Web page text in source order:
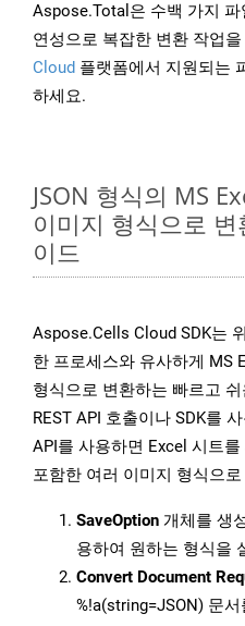
Aspose.Total은 수백 가지
연성으로 복잡한 변환 작업
Cloud 플랫폼에서 지원되는
하세요.
JSON 형식의 MS
이미지 형식으로
이드
Aspose.Cells Cloud SDK는
한 프로세스와 유사하게 MS
형식으로 변환하는 빠르고
REST API 호출이나 SDK를
API를 사용하면 Excel 시트를
포함한 여러 이미지 형식으
SaveOption 개체를 생
용하여 원하는 형식을
Convert Document
%!a(string=JSON) 문